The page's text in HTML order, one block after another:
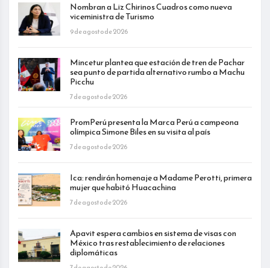
Nombran a Liz Chirinos Cuadros como nueva
viceministra de Turismo
9 de agosto de 2026
Mincetur plantea que estación de tren de Pachar
sea punto de partida alternativo rumbo a Machu
Picchu
7 de agosto de 2026
PromPerú presenta la Marca Perú a campeona
olímpica Simone Biles en su visita al país
7 de agosto de 2026
Ica: rendirán homenaje a Madame Perotti, primera
mujer que habitó Huacachina
7 de agosto de 2026
Apavit espera cambios en sistema de visas con
México tras restablecimiento de relaciones
diplomáticas